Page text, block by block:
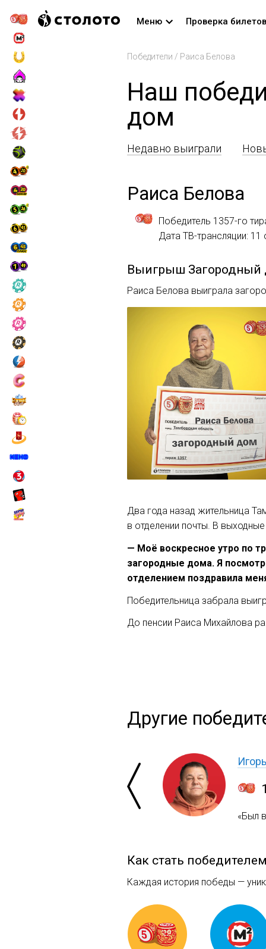
Меню Проверка билетов
Победители / Раиса Белова
Наш
дом
Недавно выиграли
Раиса Белова
Победитель 1357-го
Дата ТВ-трансляции: 11
Выигрыш
Раиса Белова выиграла
Два года назад жительница
в отделении почты. В
— Моё воскресное утро по
загородные дома. Я
отделением поздравила
Победительница забрала
До пенсии Раиса Михайлова
Другие
«Был
Как стать
Каждая история победы —